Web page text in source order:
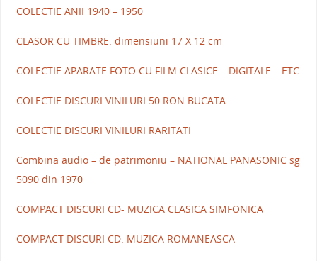
COLECTIE ANII 1940 – 1950
CLASOR CU TIMBRE. dimensiuni 17 X 12 cm
COLECTIE APARATE FOTO CU FILM CLASICE – DIGITALE – ETC
COLECTIE DISCURI VINILURI 50 RON BUCATA
COLECTIE DISCURI VINILURI RARITATI
Combina audio – de patrimoniu – NATIONAL PANASONIC sg
5090 din 1970
COMPACT DISCURI CD- MUZICA CLASICA SIMFONICA
COMPACT DISCURI CD. MUZICA ROMANEASCA